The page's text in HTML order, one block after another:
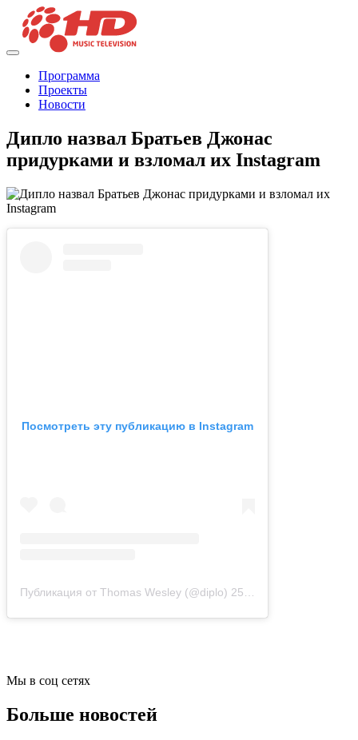
Программа
Проекты
Новости
Дипло назвал Братьев Джонас
придурками и взломал их Instagram
Посмотреть эту публикацию в Instagram
Публикация от Thomas Wesley (@diplo) 25 Сен 2019 в 2:55 PDT
Мы в соц сетях
Больше новостей